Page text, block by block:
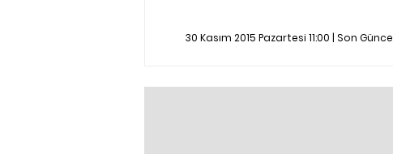
30 Kasım 2015 Pazartesi 11:00 | Son